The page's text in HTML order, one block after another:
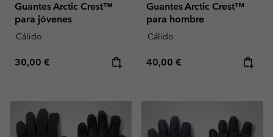
Guantes Arctic Crest™
para jóvenes
Cálido
Regular price:
30,00 €
Guantes Arctic Crest™
para hombre
Cálido
Regular price:
40,00 €